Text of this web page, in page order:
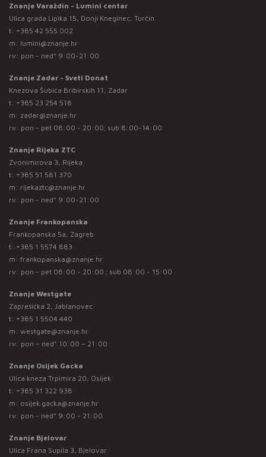
Znanje Varaždin - Lumini centar
Ulica grada Lipika 15, Donji Kneginec, Turčin
t: +385 42 555 002
m: lumini@znanje.hr
rv: pon - ned* 9:00-21:00
Znanje Zadar - Sveti Donat
Knezova Šubića Bribirskih 11, Zadar
t: +385 23 254 518
m: zadar@znanje.hr
rv: pon - pet 08:00 - 20:00; sub 8:00-14:00
Znanje Rijeka ZTC
Zvonimirova 3, Rijeka
t: +385 51 581 370
m: rijekaztc@znanje.hr
rv: pon - ned* 9:00-21:00
Znanje Frankopanska
Frankopanska 5a, Zagreb
t: +385 1 5574 883
m: frankopanska@znanje.hr
rv: pon - pet 08:00 - 20:00 ; sub 08:00 - 15:00
Znanje Westgate
Zaprešićka 2, Jablanovec
t: +385 1 5504 440
m: westgate@znanje.hr
rv: pon – ned* 10:00 – 21:00
Znanje Osijek Gacka
Ulica kneza Trpimira 20, Osijek
t: +385 31 322 938
m: osijek.gacka@znanje.hr
rv: pon - ned* 9:00 - 21:00
Znanje Bjelovar
Ulica Frana Supila 3, Bjelovar